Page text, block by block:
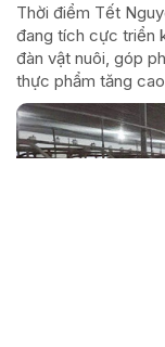
Thời điểm Tết
đang tích cực triển
đàn vật nuôi, góp
thực phẩm tăng